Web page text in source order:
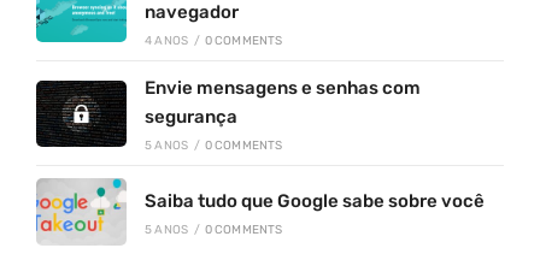
navegador
4 ANOS / 0 COMMENTS
Envie mensagens e senhas com
segurança
5 ANOS / 0 COMMENTS
Saiba tudo que Google sabe sobre você
5 ANOS / 0 COMMENTS